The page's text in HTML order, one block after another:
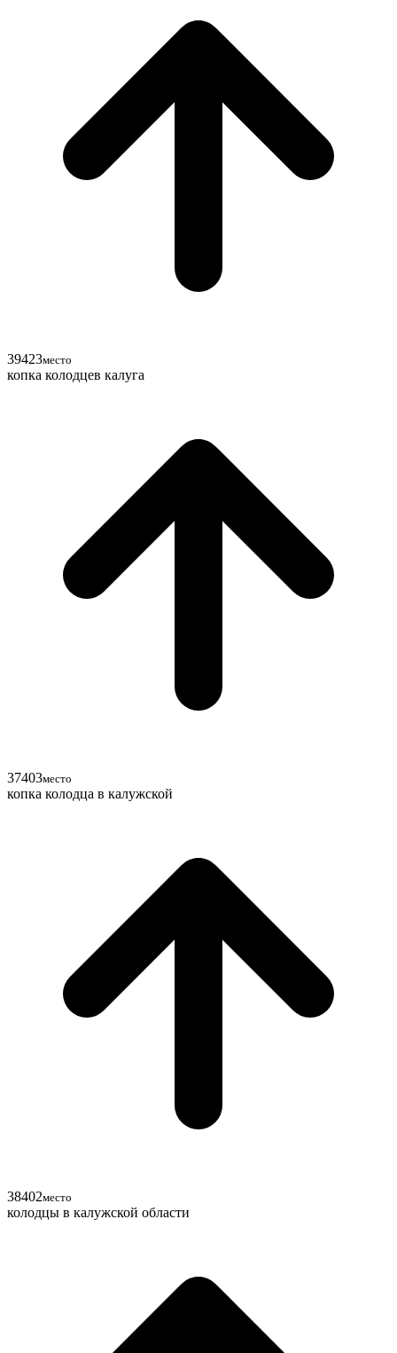
39423место
копка колодцев калуга
37403место
копка колодца в калужской
38402место
колодцы в калужской области